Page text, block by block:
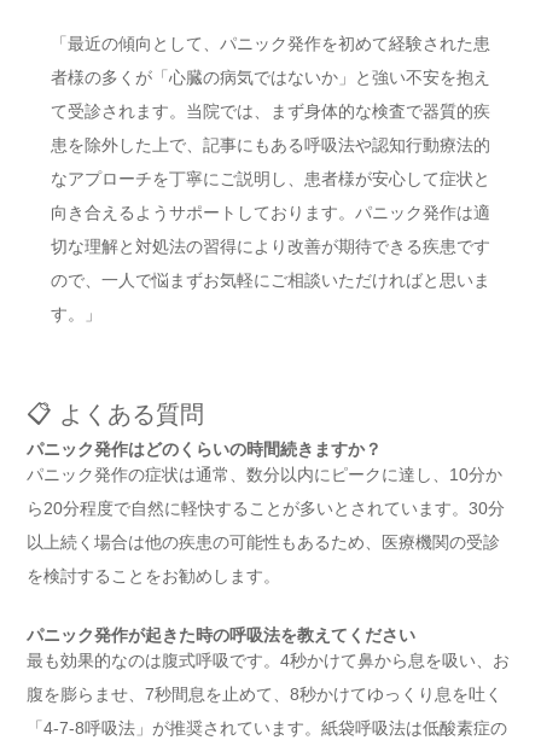
「最近の傾向として、パニック発作を初めて経験された患
者様の多くが「心臓の病気ではないか」と強い不安を抱え
て受診されます。当院では、まず身体的な検査で器質的疾
患を除外した上で、記事にもある呼吸法や認知行動療法的
なアプローチを丁寧にご説明し、患者様が安心して症状と
向き合えるようサポートしております。パニック発作は適
切な理解と対処法の習得により改善が期待できる疾患です
ので、一人で悩まずお気軽にご相談いただければと思いま
す。」
📋 よくある質問
パニック発作はどのくらいの時間続きますか？
パニック発作の症状は通常、数分以内にピークに達し、10分か
ら20分程度で自然に軽快することが多いとされています。30分
以上続く場合は他の疾患の可能性もあるため、医療機関の受診
を検討することをお勧めします。
パニック発作が起きた時の呼吸法を教えてください
最も効果的なのは腹式呼吸です。4秒かけて鼻から息を吸い、お
腹を膨らませ、7秒間息を止めて、8秒かけてゆっくり息を吐く
「4-7-8呼吸法」が推奨されています。紙袋呼吸法は低酸素症の